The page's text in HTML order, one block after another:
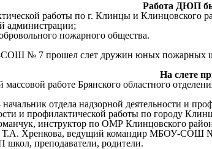
Работа ДЮП
работы по г. Клинцы и Клинцовского
администрации;
пожарного общества.
№ 7 прошел слет дружин юных пожарных
На слете
массовой работе Брянского областного
отдела надзорной деятельности и
и профилактической работы по городу
инструктор по ОМР Клинцовского
Т.А. Хренкова, ведущий командир МБОУ-СОШ
преподаватели, родители.